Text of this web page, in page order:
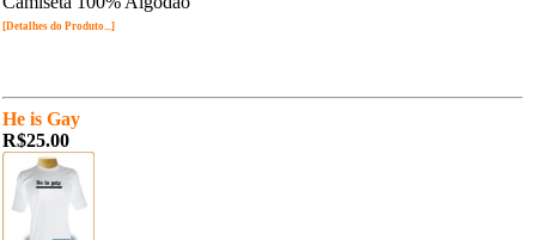
[Detalhes do Produto...]
He is Gay
R$25.00